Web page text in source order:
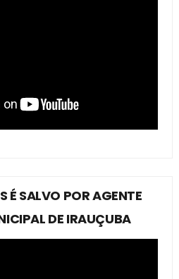
É SALVO POR AGENTE
DE IRAUÇUBA